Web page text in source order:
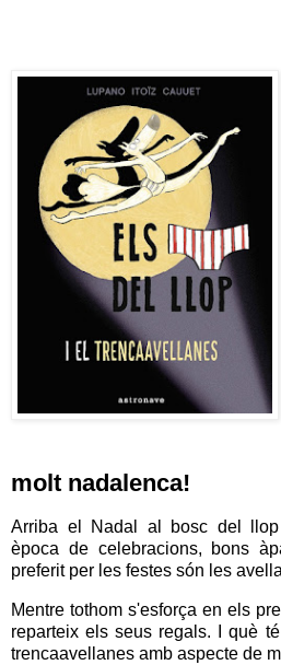
molt nadalenca!
Arriba el Nadal al bosc del
època de celebracions, bons
preferit per les festes són les
Mentre tothom s'esforça en els
reparteix els seus regals. I què
trencaavellanes amb aspecte de